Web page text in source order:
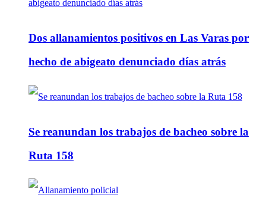
Dos allanamientos positivos en Las Varas por
hecho de abigeato denunciado días atrás
Se reanundan los trabajos de bacheo sobre la
Ruta 158